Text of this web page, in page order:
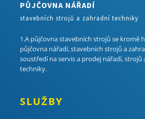
PŮJČOVNA NÁŘADÍ
stavebních strojů a zahradní techniky
1.A půjčovna stavebních strojů se kromě
půjčovna nářadí, stavebních strojů a
soustředí na servis a prodej nářadí, strojů
techniky.
SLUŽBY